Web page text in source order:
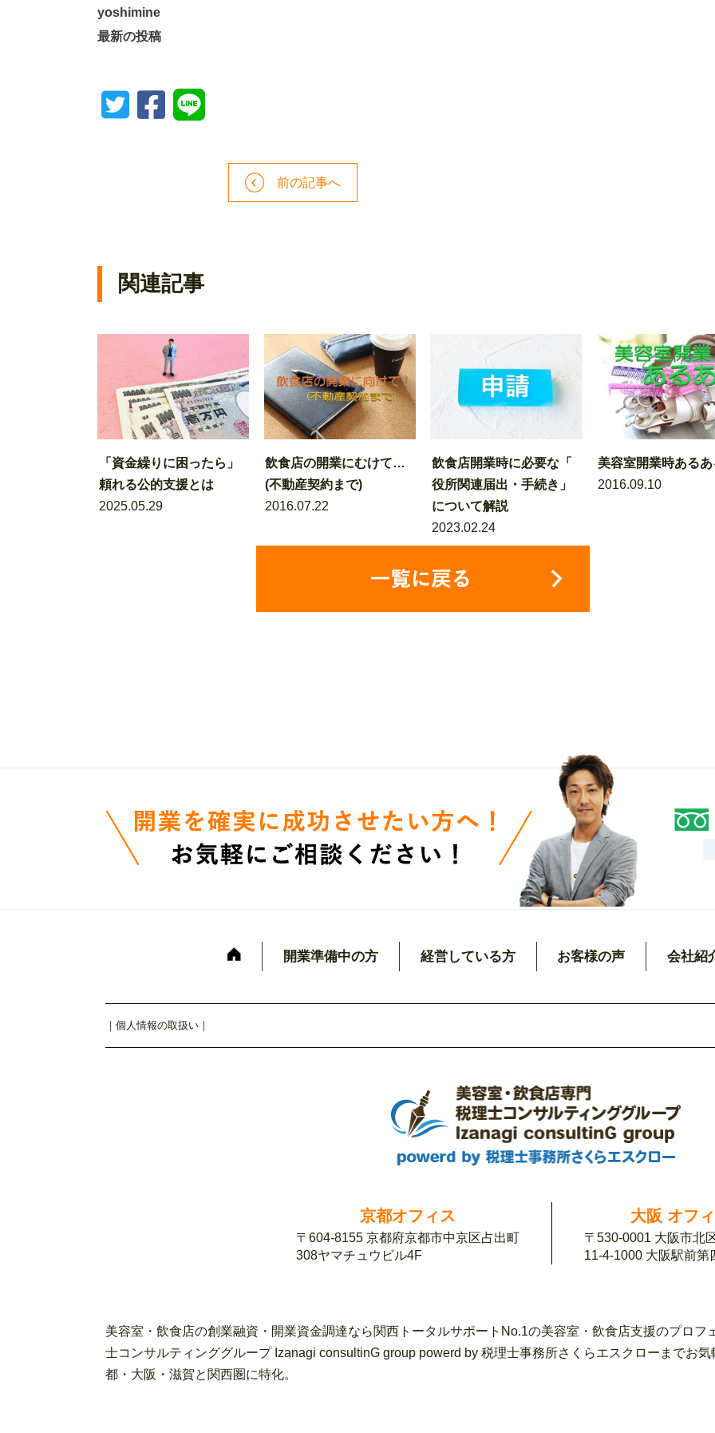
yoshimine
最新の投稿
前の記事へ
関連記事
「資金繰りに困ったら」
頼れる公的支援とは
2025.05.29
飲食店の開業にむけて…
(不動産契約まで)
2016.07.22
飲食店開業時に必要な「
役所関連届出・手続き」
について解説
2023.02.24
美容室開業時ある
2016.09.10
開業準備中の方 経営している方 お客様の声 会社紹
｜ 個人情報の取扱い ｜
京都オフィス
〒604-8155 京都府京都市中京区占出町
308ヤマチュウビル4F
大阪 オフ
〒530-0001 大阪市北
11-4-1000 大阪駅前第
美容室・飲食店の創業融資・開業資金調達なら関西トータルサポートNo.1の美容室・飲食店支援のプロ
士コンサルティンググループ Izanagi consultinG group powerd by 税理士事務所さくらエスクローまでお
都・大阪・滋賀と関西圏に特化。